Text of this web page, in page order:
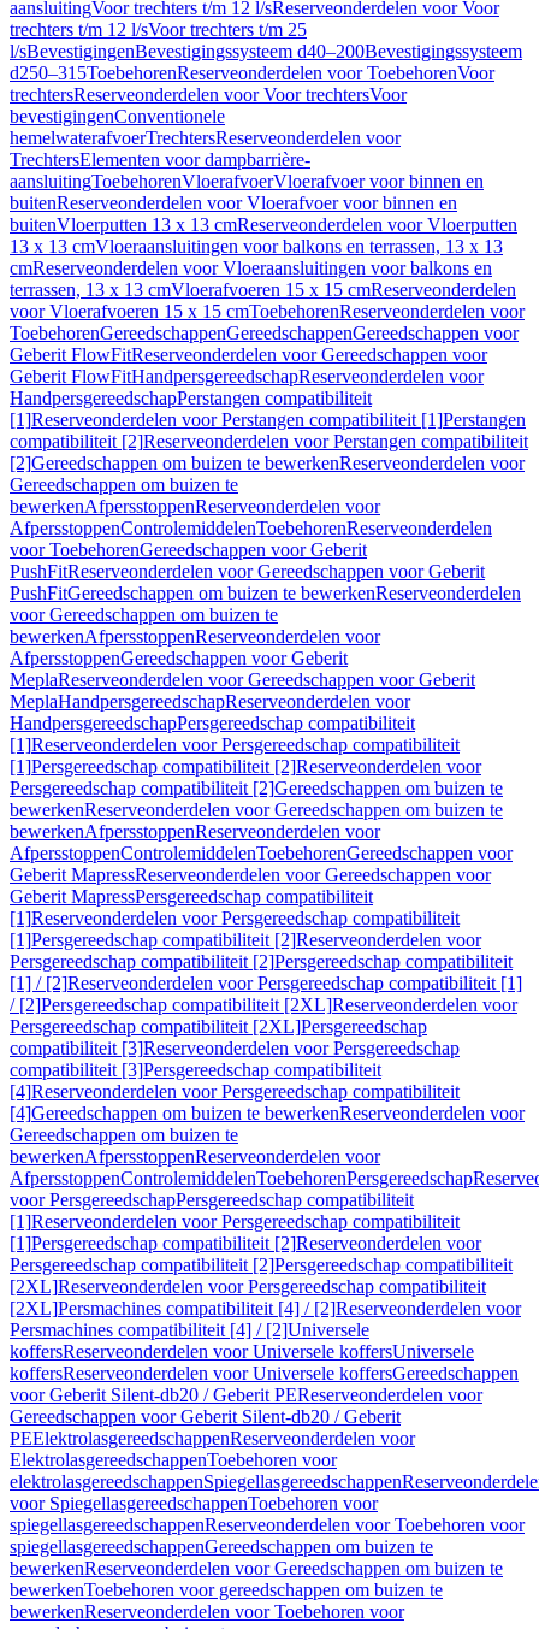
aansluitingVoor trechters t/m 12 l/sReserveonderdelen voor Voor
trechters t/m 12 l/sVoor trechters t/m 25
l/sBevestigingenBevestigingssysteem d40–200Bevestigingssysteem
d250–315ToebehorenReserveonderdelen voor ToebehorenVoor
trechtersReserveonderdelen voor Voor trechtersVoor
bevestigingenConventionele
hemelwaterafvoerTrechtersReserveonderdelen voor
TrechtersElementen voor dampbarrière-
aansluitingToebehorenVloerafvoerVloerafvoer voor binnen en
buitenReserveonderdelen voor Vloerafvoer voor binnen en
buitenVloerputten 13 x 13 cmReserveonderdelen voor Vloerputten
13 x 13 cmVloeraansluitingen voor balkons en terrassen, 13 x 13
cmReserveonderdelen voor Vloeraansluitingen voor balkons en
terrassen, 13 x 13 cmVloerafvoeren 15 x 15 cmReserveonderdelen
voor Vloerafvoeren 15 x 15 cmToebehorenReserveonderdelen voor
ToebehorenGereedschappenGereedschappenGereedschappen voor
Geberit FlowFitReserveonderdelen voor Gereedschappen voor
Geberit FlowFitHandpersgereedschapReserveonderdelen voor
HandpersgereedschapPerstangen compatibiliteit
[1]Reserveonderdelen voor Perstangen compatibiliteit [1]Perstangen
compatibiliteit [2]Reserveonderdelen voor Perstangen compatibiliteit
[2]Gereedschappen om buizen te bewerkenReserveonderdelen voor
Gereedschappen om buizen te
bewerkenAfpersstoppenReserveonderdelen voor
AfpersstoppenControlemiddelenToebehorenReserveonderdelen
voor ToebehorenGereedschappen voor Geberit
PushFitReserveonderdelen voor Gereedschappen voor Geberit
PushFitGereedschappen om buizen te bewerkenReserveonderdelen
voor Gereedschappen om buizen te
bewerkenAfpersstoppenReserveonderdelen voor
AfpersstoppenGereedschappen voor Geberit
MeplaReserveonderdelen voor Gereedschappen voor Geberit
MeplaHandpersgereedschapReserveonderdelen voor
HandpersgereedschapPersgereedschap compatibiliteit
[1]Reserveonderdelen voor Persgereedschap compatibiliteit
[1]Persgereedschap compatibiliteit [2]Reserveonderdelen voor
Persgereedschap compatibiliteit [2]Gereedschappen om buizen te
bewerkenReserveonderdelen voor Gereedschappen om buizen te
bewerkenAfpersstoppenReserveonderdelen voor
AfpersstoppenControlemiddelenToebehorenGereedschappen voor
Geberit MapressReserveonderdelen voor Gereedschappen voor
Geberit MapressPersgereedschap compatibiliteit
[1]Reserveonderdelen voor Persgereedschap compatibiliteit
[1]Persgereedschap compatibiliteit [2]Reserveonderdelen voor
Persgereedschap compatibiliteit [2]Persgereedschap compatibiliteit
[1] / [2]Reserveonderdelen voor Persgereedschap compatibiliteit [1]
/ [2]Persgereedschap compatibiliteit [2XL]Reserveonderdelen voor
Persgereedschap compatibiliteit [2XL]Persgereedschap
compatibiliteit [3]Reserveonderdelen voor Persgereedschap
compatibiliteit [3]Persgereedschap compatibiliteit
[4]Reserveonderdelen voor Persgereedschap compatibiliteit
[4]Gereedschappen om buizen te bewerkenReserveonderdelen voor
Gereedschappen om buizen te
bewerkenAfpersstoppenReserveonderdelen voor
AfpersstoppenControlemiddelenToebehorenPersgereedschap
voor PersgereedschapPersgereedschap compatibiliteit
[1]Reserveonderdelen voor Persgereedschap compatibiliteit
[1]Persgereedschap compatibiliteit [2]Reserveonderdelen voor
Persgereedschap compatibiliteit [2]Persgereedschap compatibiliteit
[2XL]Reserveonderdelen voor Persgereedschap compatibiliteit
[2XL]Persmachines compatibiliteit [4] / [2]Reserveonderdelen voor
Persmachines compatibiliteit [4] / [2]Universele
koffersReserveonderdelen voor Universele koffersUniversele
koffersReserveonderdelen voor Universele koffersGereedschappen
voor Geberit Silent-db20 / Geberit PEReserveonderdelen voor
Gereedschappen voor Geberit Silent-db20 / Geberit
PEElektrolasgereedschappenReserveonderdelen voor
ElektrolasgereedschappenToebehoren voor
elektrolasgereedschappenSpiegellasgereedschappen
voor SpiegellasgereedschappenToebehoren voor
spiegellasgereedschappenReserveonderdelen voor Toebehoren voor
spiegellasgereedschappenGereedschappen om buizen te
bewerkenReserveonderdelen voor Gereedschappen om buizen te
bewerkenToebehoren voor gereedschappen om buizen te
bewerkenReserveonderdelen voor Toebehoren voor